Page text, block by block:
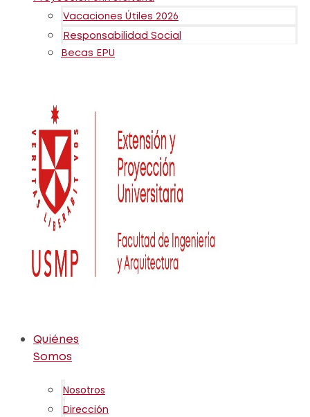
Vacaciones Útiles 2026
Responsabilidad Social
Becas EPU
Quiénes
Somos
Nosotros
Dirección